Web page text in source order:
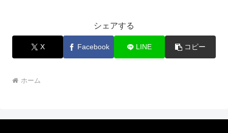
シェアする
X Facebook LINE コピー
ホーム